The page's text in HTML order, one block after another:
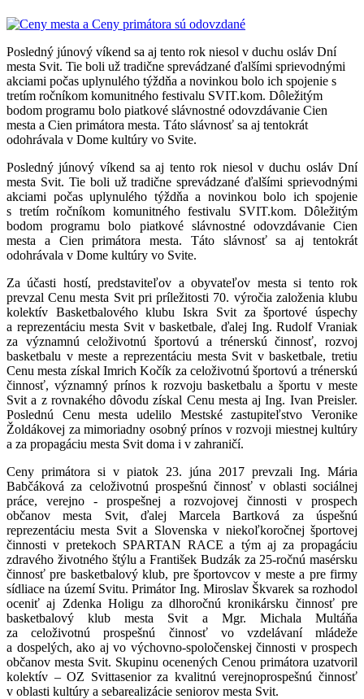
Posledný júnový víkend sa aj tento rok niesol v duchu osláv Dní
mesta Svit. Tie boli už tradične sprevádzané ďalšími sprievodnými
akciami počas uplynulého týždňa a novinkou bolo ich spojenie s
tretím ročníkom komunitného festivalu SVIT.kom. Dôležitým
bodom programu bolo piatkové slávnostné odovzdávanie Cien
mesta a Cien primátora mesta. Táto slávnosť sa aj tentokrát
odohrávala v Dome kultúry vo Svite.
Posledný júnový víkend sa aj tento rok niesol v duchu osláv Dní
mesta Svit. Tie boli už tradične sprevádzané ďalšími sprievodnými
akciami počas uplynulého týždňa a novinkou bolo ich spojenie
s tretím ročníkom komunitného festivalu SVIT.kom. Dôležitým
bodom programu bolo piatkové slávnostné odovzdávanie Cien
mesta a Cien primátora mesta. Táto slávnosť sa aj tentokrát
odohrávala v Dome kultúry vo Svite.
Za účasti hostí, predstaviteľov a obyvateľov mesta si tento rok
prevzal Cenu mesta Svit pri príležitosti 70. výročia založenia klubu
kolektív Basketbalového klubu Iskra Svit za športové úspechy
a reprezentáciu mesta Svit v basketbale, ďalej Ing. Rudolf Vraniak
za významnú celoživotnú športovú a trénerskú činnosť, rozvoj
basketbalu v meste a reprezentáciu mesta Svit v basketbale, tretiu
Cenu mesta získal Imrich Kočík za celoživotnú športovú a trénerskú
činnosť, významný prínos k rozvoju basketbalu a športu v meste
Svit a z rovnakého dôvodu získal Cenu mesta aj Ing. Ivan Preisler.
Poslednú Cenu mesta udelilo Mestské zastupiteľstvo Veronike
Žoldákovej za mimoriadny osobný prínos v rozvoji miestnej kultúry
a za propagáciu mesta Svit doma i v zahraničí.
Ceny primátora si v piatok 23. júna 2017 prevzali Ing. Mária
Babčáková za celoživotnú prospešnú činnosť v oblasti sociálnej
práce, verejno - prospešnej a rozvojovej činnosti v prospech
občanov mesta Svit, ďalej Marcela Bartková za úspešnú
reprezentáciu mesta Svit a Slovenska v niekoľkoročnej športovej
činnosti v pretekoch SPARTAN RACE a tým aj za propagáciu
zdravého životného štýlu a František Budzák za 25-ročnú masérsku
činnosť pre basketbalový klub, pre športovcov v meste a pre firmy
sídliace na území Svitu. Primátor Ing. Miroslav Škvarek sa rozhodol
oceniť aj Zdenka Holigu za dlhoročnú kronikársku činnosť pre
basketbalový klub mesta Svit a Mgr. Michala Multáňa
za celoživotnú prospešnú činnosť vo vzdelávaní mládeže
a dospelých, ako aj vo výchovno-spoločenskej činnosti v prospech
občanov mesta Svit. Skupinu ocenených Cenou primátora uzatvoril
kolektív – OZ Svittasenior za kvalitnú verejnoprospešnú činnosť
v oblasti kultúry a sebarealizácie seniorov mesta Svit.